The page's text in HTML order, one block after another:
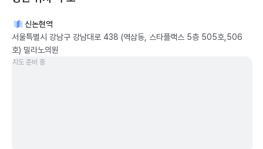
신논현역
서울특별시 강남구 강남대로 438 (역삼동, 스타플랙스 5층 505호,506
호) 밀라노의원
지도 준비 중